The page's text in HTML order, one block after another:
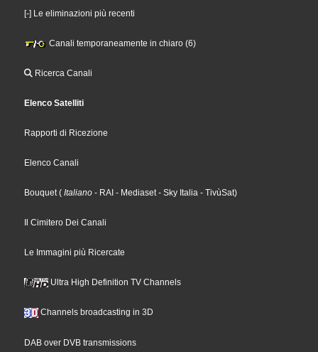
[-] Le eliminazioni più recenti
Canali temporaneamente in chiaro (6)
Ricerca Canali
Elenco Satelliti
Rapporti di Ricezione
Elenco Canali
Bouquet ( Italiano - RAI - Mediaset - Sky Italia - TivùSat)
Il Cimitero Dei Canali
Le Immagini più Ricercate
Ultra High Definition TV Channels
Channels broadcasting in 3D
DAB over DVB transmissions